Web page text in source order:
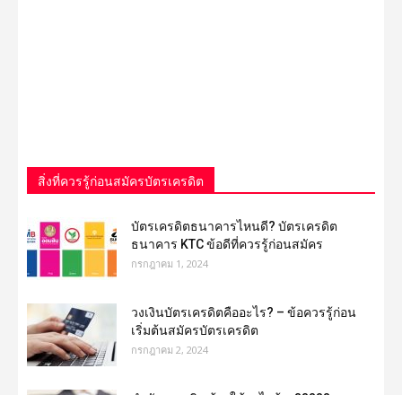
สิ่งที่ควรรู้ก่อนสมัครบัตรเครดิต
บัตรเครดิตธนาคารไหนดี? บัตรเครดิต
ธนาคาร KTC ข้อดีที่ควรรู้ก่อนสมัคร
กรกฎาคม 1, 2024
วงเงินบัตรเครดิตคืออะไร? – ข้อควรรู้ก่อน
เริ่มต้นสมัครบัตรเครดิต
กรกฎาคม 2, 2024